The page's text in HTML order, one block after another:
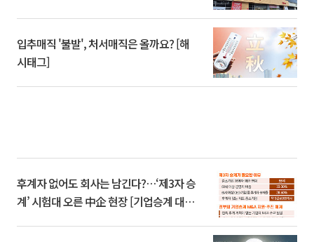
입추매직 '불발', 처서매직은 올까요? [해
시태그]
후계자 없어도 회사는 남긴다?…‘제3자 승
계’ 시험대 오른 中企 현장 [기업승계 대전